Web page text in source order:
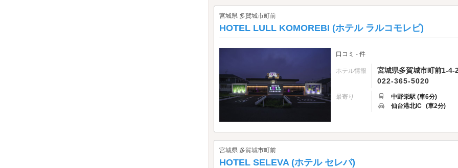
宮城県 多賀城市町前
HOTEL LULL KOMOREBI (ホテル ラルコモレビ)
口コミ - 件
ホテル情報
宮城県多賀城市町前1-4-
022-365-5020
最寄り
中野栄駅 (車6分)
仙台港北IC (車2分)
宮城県 多賀城市町前
HOTEL SELEVA (ホテル セレバ)